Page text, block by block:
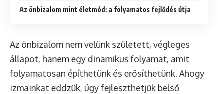
Az önbizalom mint életmód: a folyamatos fejlődés útja
Az önbizalom nem velünk született, végleges
állapot, hanem egy dinamikus folyamat, amit
folyamatosan építhetünk és erősíthetünk. Ahogy
izmainkat eddzük, úgy fejleszthetjük belső